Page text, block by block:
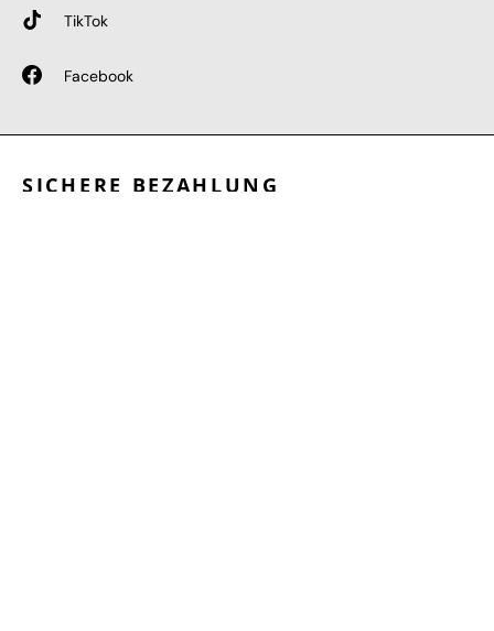
TikTok
Facebook
SICHERE BEZAHLUNG